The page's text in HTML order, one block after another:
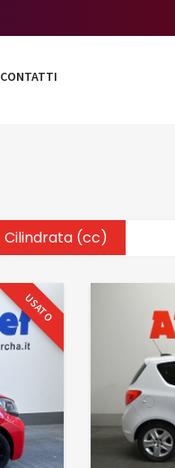
CONTATTI
Cilindrata (cc)
USATO